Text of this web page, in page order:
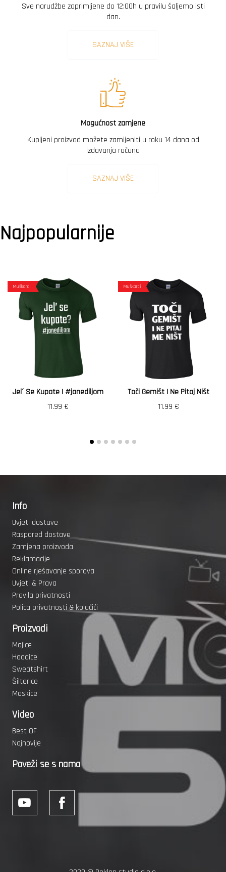
Sve narudžbe zaprimljene do 12:00h u pravilu šaljemo isti
dan.
SAZNAJ VIŠE
Mogućnost zamjene
Kupljeni proizvod možete zamijeniti u roku 14 dana od
izdavanja računa
SAZNAJ VIŠE
Najpopularnije
Muškarci
Jel´ Se Kupate | #janediljom
11.99 €
Muškarci
Toči Gemišt I Ne Pitaj Ništ
11.99 €
Info
Uvjeti dostave
Raspored dostave
Zamjena proizvoda
Reklamacije
Online rješavanje sporova
Uvjeti & Prava
Pravila privatnosti
Polica privatnosti & kolačići
Proizvodi
Majice
Hoodice
Sweatshirt
Šilterice
Maskice
Video
Best OF
Najnovije
Poveži se s nama